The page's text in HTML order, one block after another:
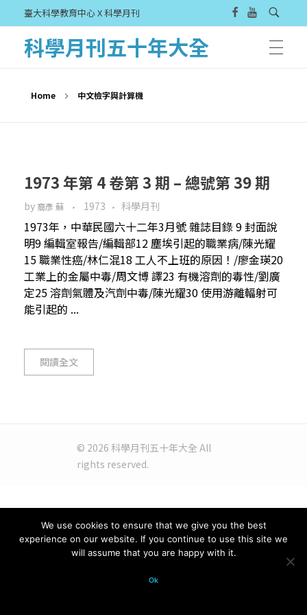
臺大科學教育中心 X 科學月刊
科學月刊五十年大全
Home 中文檢字與計算機
1973 年第 4 卷第 3 期 – 總號第 39 期
by 裔彥 蘇 1973 科學月刊
1973年，中華民國六十二年3月號 雜誌目錄 9 封面說
明9 編輯室報告/編輯部12 塵埃引起的職業病/陳光耀
15 職業性癌/林仁混18 工人不上班的原因！/廖金瑛20
工業上的金屬中毒/周文博 譯23 有機溶劑的毒性/劉廣
定25 溶劑氣體及汽劑中毒/陳光耀30 使用游離輻射可
能引起的 ...
閱讀全文
© 2026 科學月刊五十年大全 All
rights reserved.
We use cookies to ensure that we give you the best
experience on our website. If you continue to use this site we
will assume that you are happy with it.
Ok